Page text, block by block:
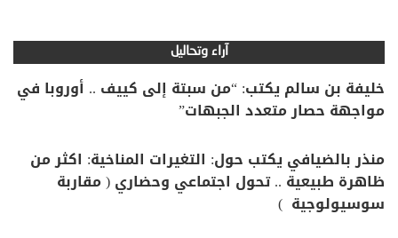
آراء وتحاليل
خليفة بن سالم يكتب: “من سبتة إلى كييف .. أوروبا في
مواجهة حصار متعدد الجبهات”
منذر بالضيافي يكتب حول: التغيرات المناخية: اكثر من
ظاهرة طبيعية .. تحول اجتماعي وحضاري ( مقاربة
سوسيولوجية )